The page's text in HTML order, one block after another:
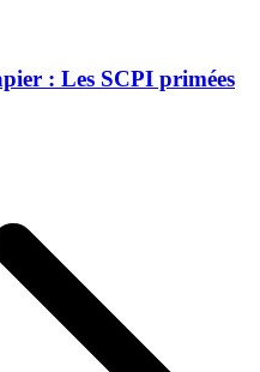
: Les SCPI primées